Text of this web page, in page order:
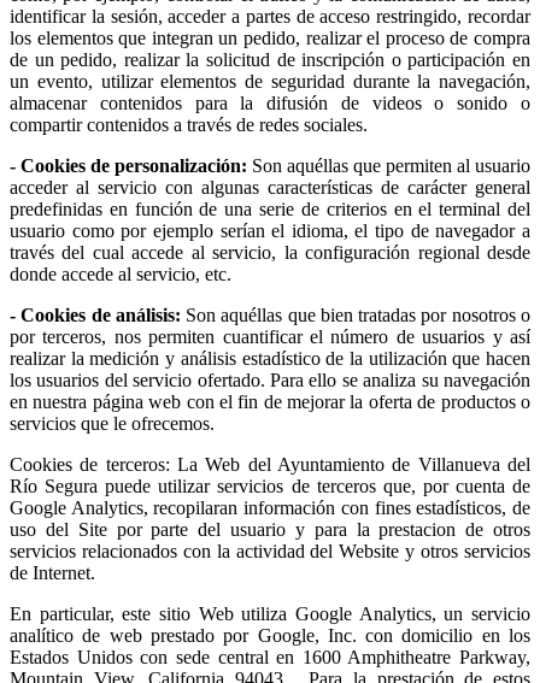
identificar la sesión, acceder a partes de acceso restringido, recordar
los elementos que integran un pedido, realizar el proceso de compra
de un pedido, realizar la solicitud de inscripción o participación en
un evento, utilizar elementos de seguridad durante la navegación,
almacenar contenidos para la difusión de videos o sonido o
compartir contenidos a través de redes sociales.
- Cookies de personalización: Son aquéllas que permiten al usuario
acceder al servicio con algunas características de carácter general
predefinidas en función de una serie de criterios en el terminal del
usuario como por ejemplo serían el idioma, el tipo de navegador a
través del cual accede al servicio, la configuración regional desde
donde accede al servicio, etc.
- Cookies de análisis: Son aquéllas que bien tratadas por nosotros o
por terceros, nos permiten cuantificar el número de usuarios y así
realizar la medición y análisis estadístico de la utilización que hacen
los usuarios del servicio ofertado. Para ello se analiza su navegación
en nuestra página web con el fin de mejorar la oferta de productos o
servicios que le ofrecemos.
Cookies de terceros: La Web del Ayuntamiento de Villanueva del
Río Segura puede utilizar servicios de terceros que, por cuenta de
Google Analytics, recopilaran información con fines estadísticos, de
uso del Site por parte del usuario y para la prestacion de otros
servicios relacionados con la actividad del Website y otros servicios
de Internet.
En particular, este sitio Web utiliza Google Analytics, un servicio
analítico de web prestado por Google, Inc. con domicilio en los
Estados Unidos con sede central en 1600 Amphitheatre Parkway,